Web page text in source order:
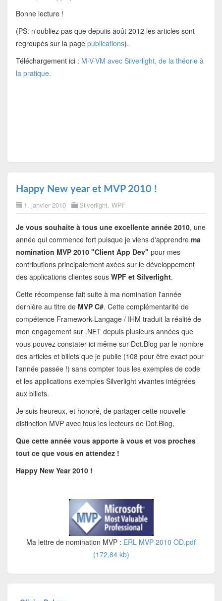
Bonne lecture !
(PS: n'oubliez pas que depuiis août 2012 les articles sont
regroupés sur la page publications).
Téléchargement ici : M-V-VM avec Silverlight, de la théorie à
la pratique.
Happy New year et MVP 2010 !
1. janvier 2010 Silverlight, WPF
Je vous souhaite à tous une excellente année 2010, une
année qui commence fort puisque je viens d'apprendre ma
nomination MVP 2010 "Client App Dev" pour mes
contributions principalement axées sur le développement
des applications clientes sous WPF et Silverlight.
Cette récompense fait suite à ma nomination l'année
dernière au titre de MVP C#. Cette complémentarité de
compétence Framework-Langage / IHM traduit la réalité de
mon engagement sur .NET depuis plusieurs années que
vous pouvez constater ici même sur Dot.Blog par le nombre
des articles et billets que je publie (108 pour être exact pour
l'année passée !) sans compter tous les exemples de code
et les applications exemples Silverlight vivantes intégrées
aux billets.
Je suis heureux, et honoré, de partager cette nouvelle
distinction MVP avec tous les lecteurs de Dot.Blog,
Que cette année vous apporte à vous et vos proches
tout ce que vous en attendez !
Happy New Year 2010 !
Ma lettre de nomination MVP : ERL MVP 2010 OD.pdf
(172,84 kb)